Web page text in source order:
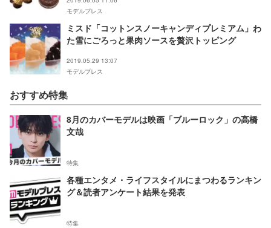
モデルプレス
ミスド「コットンスノーキャンディプレミアム」わ
た雪にごろっと果肉ソースを贅沢トッピング
2019.05.29 13:07
モデルプレス
おすすめ特集
8月のカバーモデルは映画「ブルーロック」の高橋
文哉
特集
各種エンタメ・ライフスタイルにまつわるランキン
グ＆読者アンケート結果を発表
特集